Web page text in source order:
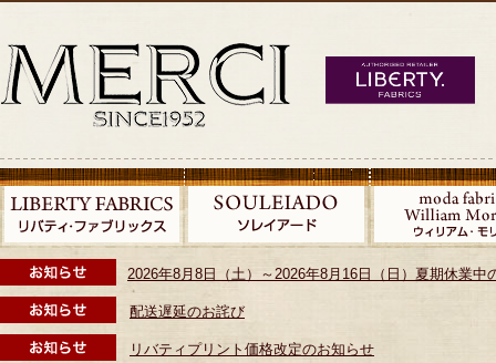
2026年8月8日（土）～2026年8月16日（日）夏期休業中
配送遅延のお詫び
リバティプリント価格改定のお知らせ